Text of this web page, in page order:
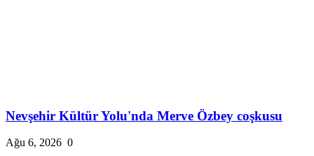
Nevşehir Kültür Yolu'nda Merve Özbey coşkusu
Ağu 6, 2026 0